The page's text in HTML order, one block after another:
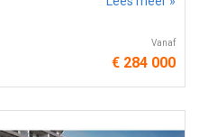
Vanaf
€ 284 000